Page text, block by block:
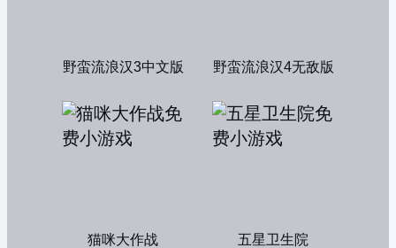
野蛮流浪汉3中文版 野蛮流浪汉4无敌版
猫咪大作战 五星卫生院